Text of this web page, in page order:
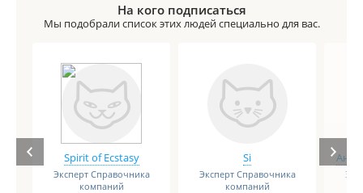
На кого подписаться
Мы подобрали список этих людей специально для вас.
Spirit of Ecstasy
Эксперт Справочника
компаний
Si
Эксперт Справочника
компаний